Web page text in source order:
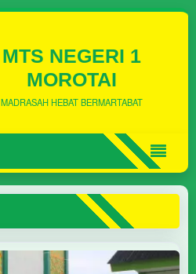
MTS NEGERI 1
MOROTAI
MADRASAH HEBAT BERMARTABAT